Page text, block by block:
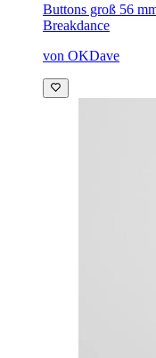
Buttons groß 56
Breakdance
von OKDave